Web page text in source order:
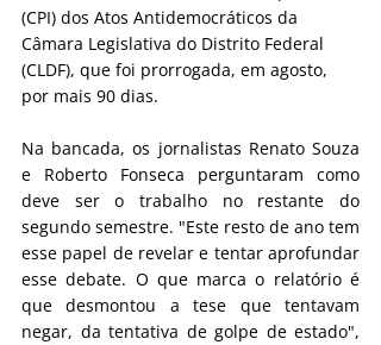
(CPI) dos Atos Antidemocráticos da
Câmara Legislativa do Distrito Federal
(CLDF), que foi prorrogada, em agosto,
por mais 90 dias.
Na bancada, os jornalistas Renato Souza
e Roberto Fonseca perguntaram como
deve ser o trabalho no restante do
segundo semestre. "Este resto de ano tem
esse papel de revelar e tentar aprofundar
esse debate. O que marca o relatório é
que desmontou a tese que tentavam
negar, da tentativa de golpe de estado",